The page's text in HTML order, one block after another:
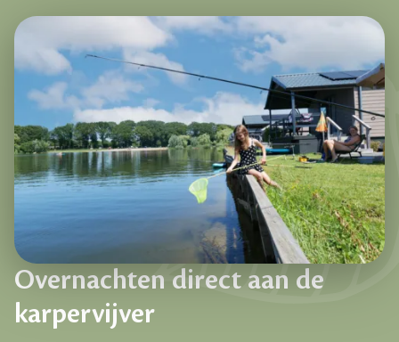
Overnachten direct aan de
karpervijver